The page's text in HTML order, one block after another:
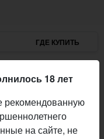
ГДЕ КУПИТЬ
18 лет
на сайте, не